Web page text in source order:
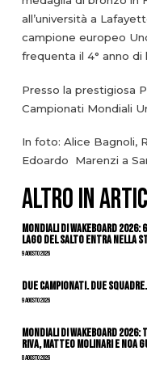
all’università a
campione europeo
frequenta il 4° anno di
Presso la prestigiosa
Campionati Mondiali
In foto: Alice Bagnoli,
Edoardo Marenzi a
ALTRO IN
Mondiali di Wakeboard
Lago del Salto entra nella
9 Agosto 2026
Due Campionati. Due
9 Agosto 2026
Mondiali di Wakeboard
Riva, Matteo Molinari e Noa
8 Agosto 2026